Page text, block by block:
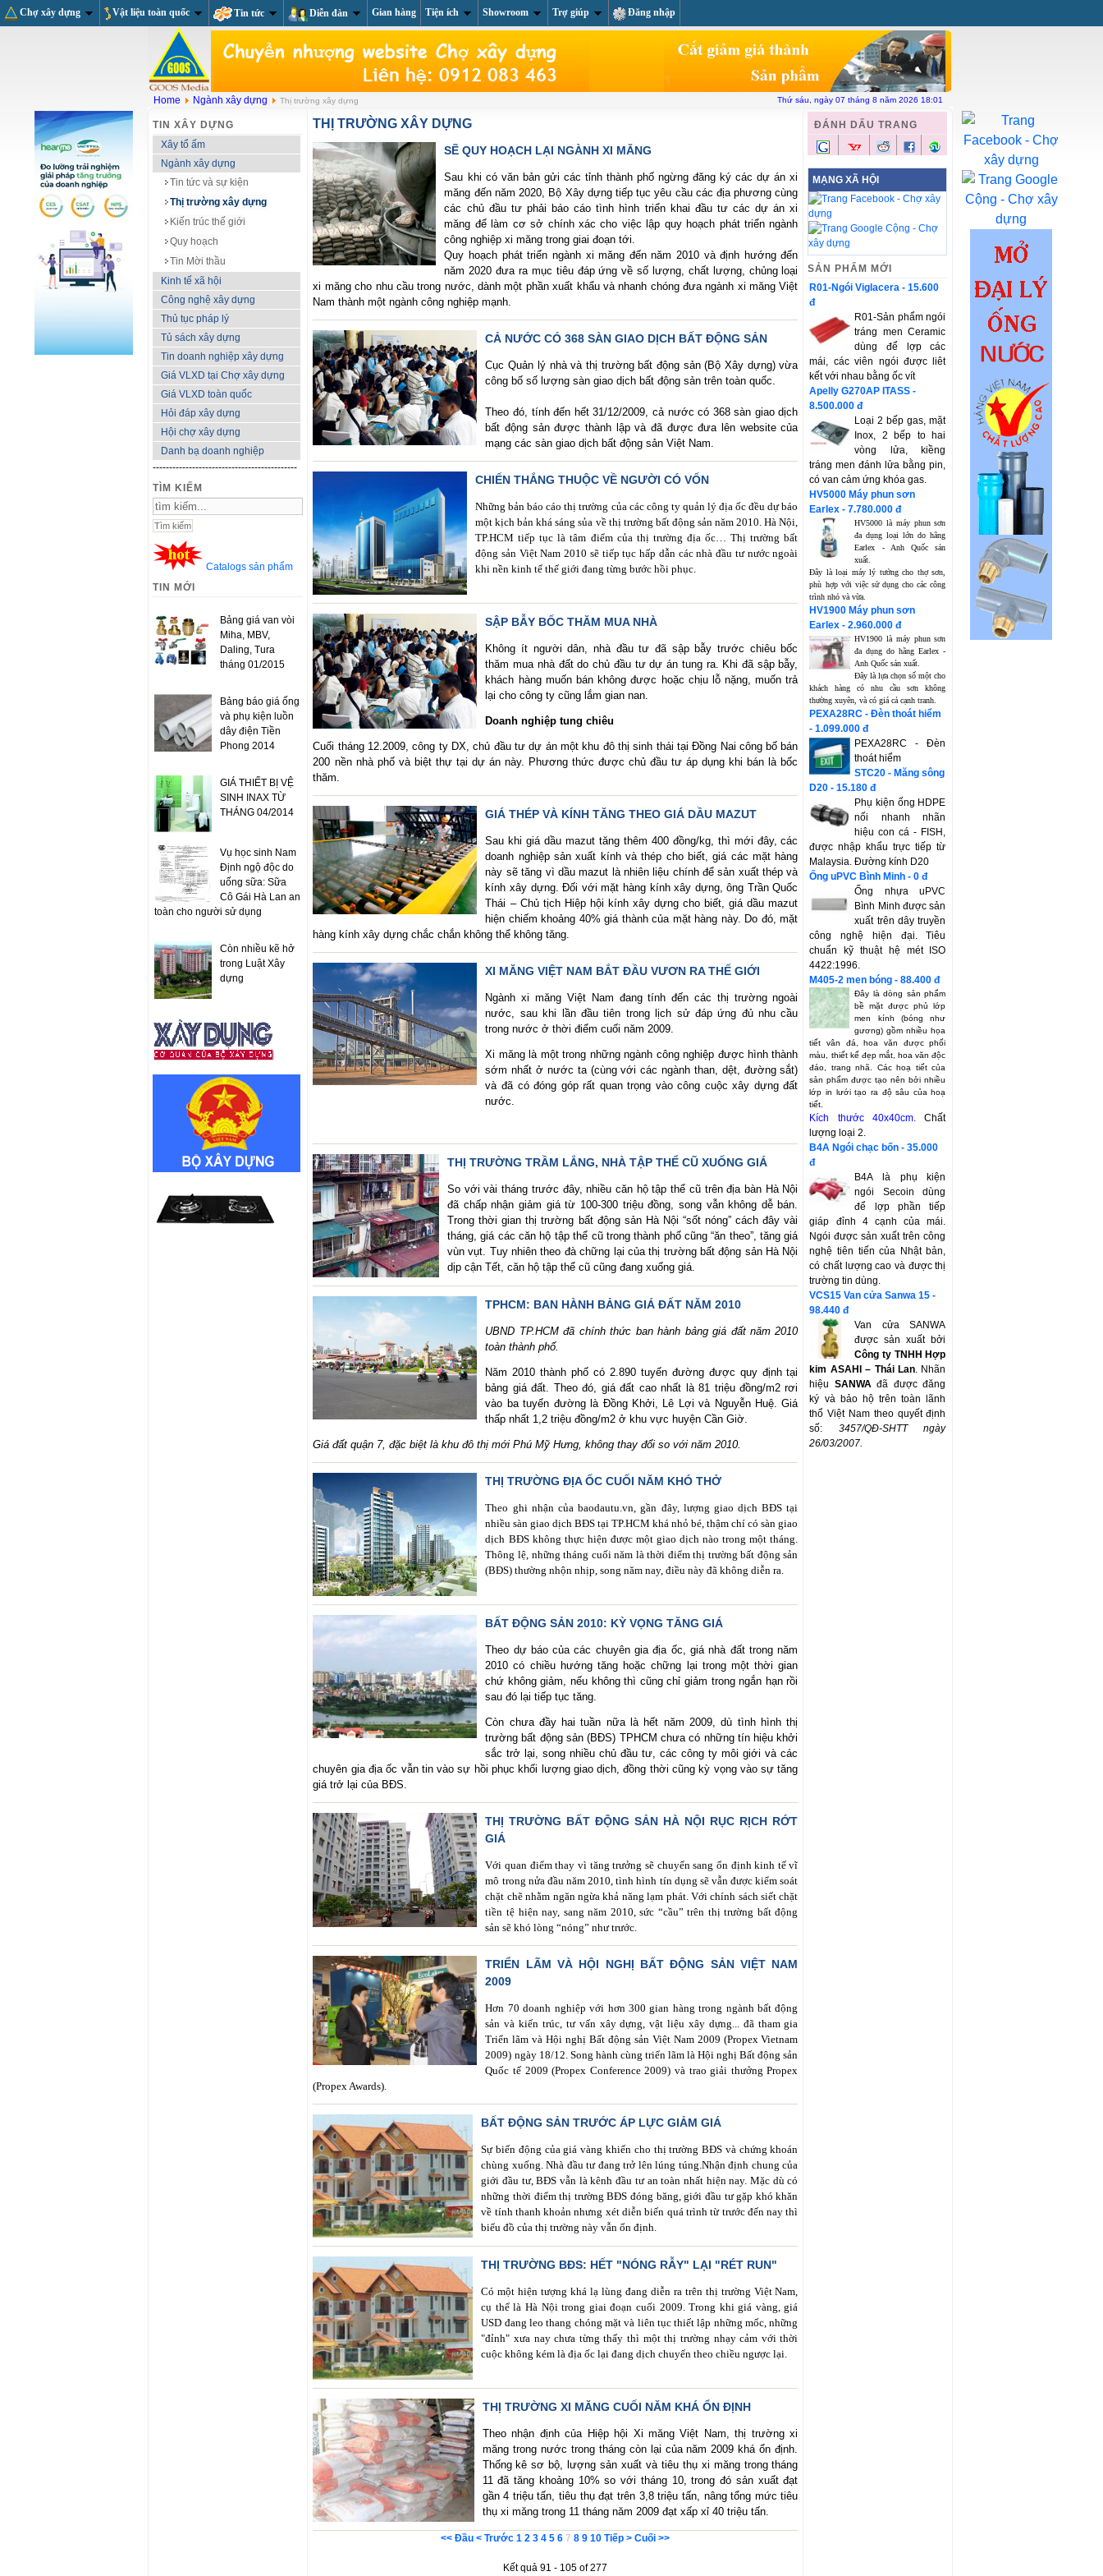
Chợ xây dựng Vật liệu toàn quốc Tin tức Diễn đàn Gian hàng Tiện ích Showroom Trợ giúp Đăng nhập
Vật liệu toàn quốc
Chợ xây dựng
Liên hệ
Home Ngành xây dựng Thị trường xây dựng Thứ sáu, ngày 07 tháng 8 năm 2026 18:01
TIN XÂY DỰNG
Xây tổ ấm
Ngành xây dựng
Tin tức và sự kiện
Thị trường xây dựng
Kiến trúc thế giới
Quy hoạch
Tin Mời thầu
Kinh tế xã hội
Công nghệ xây dựng
Thủ tục pháp lý
Tủ sách xây dựng
Tin doanh nghiệp xây dựng
Giá VLXD tại Chợ xây dựng
Giá VLXD toàn quốc
Hỏi đáp xây dựng
Hội chợ xây dựng
Danh bạ doanh nghiệp
--------------------------------------------
TÌM KIẾM
Catalogs sản phẩm
TIN MỚI
Bảng giá van vòi
Miha, MBV,
Daling, Tura
tháng 01/2015
Bảng báo giá ống
và phụ kiện luồn
dây điện Tiền
Phong 2014
GIÁ THIẾT BỊ VỆ
SINH INAX TỪ
THÁNG 04/2014
Vụ học sinh Nam
Định ngộ độc do
uống sữa: Sữa
Cô Gái Hà Lan an
toàn cho người sử dụng
Còn nhiều kẽ hở
trong Luật Xây
dựng
THỊ TRƯỜNG XÂY DỰNG
SẼ QUY HOẠCH LẠI NGÀNH XI MĂNG
Sau khi có văn bản gửi các tỉnh thành phố ngừng đăng ký các dự án xi
măng đến năm 2020, Bộ Xây dựng tiếp tục yêu cầu các địa phương cùng
các chủ đầu tư phải báo cáo tình hình triển khai đầu tư các dự án xi
măng để làm cơ sở chính xác cho việc lập quy hoạch phát triển ngành
công nghiệp xi măng trong giai đoạn tới.
Quy hoạch phát triển ngành xi măng đến năm 2010 và định hướng đến
năm 2020 đưa ra mục tiêu đáp ứng về số lượng, chất lượng, chủng loại
xi măng cho nhu cầu trong nước, dành một phần xuất khẩu và nhanh chóng đưa ngành xi măng Việt
Nam thành một ngành công nghiệp mạnh.
CẢ NƯỚC CÓ 368 SÀN GIAO DỊCH BẤT ĐỘNG SẢN
Cục Quản lý nhà và thị trường bất động sản (Bộ Xây dựng) vừa
công bố số lượng sàn giao dịch bất động sản trên toàn quốc.
Theo đó, tính đến hết 31/12/2009, cả nước có 368 sàn giao dịch
bất động sản được thành lập và đã được đưa lên website của
mạng các sàn giao dịch bất động sản Việt Nam.
CHIẾN THẮNG THUỘC VỀ NGƯỜI CÓ VỐN
Những bản báo cáo thị trường của các công ty quản lý địa ốc đều dự báo
một kịch bản khá sáng sủa về thị trường bất động sản năm 2010. Hà Nội,
TP.HCM tiếp tục là tâm điểm của thị trường địa ốc… Thị trường bất
động sản Việt Nam 2010 sẽ tiếp tục hấp dẫn các nhà đầu tư nước ngoài
khi nền kinh tế thế giới đang từng bước hồi phục.
SẬP BẪY BỐC THĂM MUA NHÀ
Không ít người dân, nhà đầu tư đã sập bẫy trước chiêu bốc
thăm mua nhà đất do chủ đầu tư dự án tung ra. Khi đã sập bẫy,
khách hàng muốn bán không được hoặc chịu lỗ nặng, muốn trả
lại cho công ty cũng lắm gian nan.
Doanh nghiệp tung chiêu
Cuối tháng 12.2009, công ty DX, chủ đầu tư dự án một khu đô thị sinh thái tại Đồng Nai công bố bán
200 nền nhà phố và biệt thự tại dự án này. Phương thức được chủ đầu tư áp dụng khi bán là bốc
thăm.
GIÁ THÉP VÀ KÍNH TĂNG THEO GIÁ DẦU MAZUT
Sau khi giá dầu mazut tăng thêm 400 đồng/kg, thì mới đây, các
doanh nghiệp sản xuất kính và thép cho biết, giá các mặt hàng
này sẽ tăng vì dầu mazut là nhiên liệu chính để sản xuất thép và
kính xây dựng. Đối với mặt hàng kính xây dựng, ông Trần Quốc
Thái – Chủ tịch Hiệp hội kính xây dựng cho biết, giá dầu mazut
hiện chiếm khoảng 40% giá thành của mặt hàng này. Do đó, mặt
hàng kính xây dựng chắc chắn không thể không tăng.
XI MĂNG VIỆT NAM BẮT ĐẦU VƯƠN RA THẾ GIỚI
Ngành xi măng Việt Nam đang tính đến các thị trường ngoài
nước, sau khi lần đầu tiên trong lịch sử đáp ứng đủ nhu cầu
trong nước ở thời điểm cuối năm 2009.
Xi măng là một trong những ngành công nghiệp được hình thành
sớm nhất ở nước ta (cùng với các ngành than, dệt, đường sắt)
và đã có đóng góp rất quan trọng vào công cuộc xây dựng đất
nước.
THỊ TRƯỜNG TRẦM LẮNG, NHÀ TẬP THỂ CŨ XUỐNG GIÁ
So với vài tháng trước đây, nhiều căn hộ tập thể cũ trên địa bàn Hà Nội
đã chấp nhận giảm giá từ 100-300 triệu đồng, song vẫn không dễ bán.
Trong thời gian thị trường bất động sản Hà Nội “sốt nóng” cách đây vài
tháng, giá các căn hộ tập thể cũ trong thành phố cũng “ăn theo”, tăng giá
vùn vụt. Tuy nhiên theo đà chững lại của thị trường bất động sản Hà Nội
dịp cận Tết, căn hộ tập thể cũ cũng đang xuống giá.
TPHCM: BAN HÀNH BẢNG GIÁ ĐẤT NĂM 2010
UBND TP.HCM đã chính thức ban hành bảng giá đất năm 2010
toàn thành phố.
Năm 2010 thành phố có 2.890 tuyến đường được quy định tại
bảng giá đất. Theo đó, giá đất cao nhất là 81 triệu đồng/m2 rơi
vào ba tuyến đường là Đồng Khởi, Lê Lợi và Nguyễn Huệ. Giá
thấp nhất 1,2 triệu đồng/m2 ở khu vực huyện Cần Giờ.
Giá đất quận 7, đặc biệt là khu đô thị mới Phú Mỹ Hưng, không thay đổi so với năm 2010.
THỊ TRƯỜNG ĐỊA ỐC CUỐI NĂM KHÓ THỞ
Theo ghi nhận của baodautu.vn, gần đây, lượng giao dịch BĐS tại
nhiều sàn giao dịch BĐS tại TP.HCM khá nhỏ bé, thậm chí có sàn giao
dịch BĐS không thực hiện được một giao dịch nào trong một tháng.
Thông lệ, những tháng cuối năm là thời điểm thị trường bất động sản
(BĐS) thường nhộn nhịp, song năm nay, điều này đã không diễn ra.
BẤT ĐỘNG SẢN 2010: KỲ VỌNG TĂNG GIÁ
Theo dự báo của các chuyên gia địa ốc, giá nhà đất trong năm
2010 có chiều hướng tăng hoặc chững lại trong một thời gian
chứ không giảm, nếu không thì cũng chỉ giảm trong ngắn hạn rồi
sau đó lại tiếp tục tăng.
Còn chưa đầy hai tuần nữa là hết năm 2009, dù tình hình thị
trường bất động sản (BĐS) TPHCM chưa có những tín hiệu khởi
sắc trở lại, song nhiều chủ đầu tư, các công ty môi giới và các
chuyên gia địa ốc vẫn tin vào sự hồi phục khối lượng giao dịch, đồng thời cũng kỳ vọng vào sự tăng
giá trở lại của BĐS.
THỊ TRƯỜNG BẤT ĐỘNG SẢN HÀ NỘI RỤC RỊCH RỚT
GIÁ
Với quan điểm thay vì tăng trưởng sẽ chuyển sang ổn định kinh tế vĩ
mô trong nửa đầu năm 2010, tình hình tín dụng sẽ vẫn được kiểm soát
chặt chẽ nhằm ngăn ngừa khả năng lạm phát. Với chính sách siết chặt
tiền tệ hiện nay, sang năm 2010, sức “cầu” trên thị trường bất động
sản sẽ khó lòng “nóng” như trước.
TRIỂN LÃM VÀ HỘI NGHỊ BẤT ĐỘNG SẢN VIỆT NAM
2009
Hơn 70 doanh nghiệp với hơn 300 gian hàng trong ngành bất động
sản và kiến trúc, tư vấn xây dựng, vật liệu xây dựng... đã tham gia
Triển lãm và Hội nghị Bất động sản Việt Nam 2009 (Propex Vietnam
2009) ngày 18/12. Song hành cùng triển lãm là Hội nghị Bất động sản
Quốc tế 2009 (Propex Conference 2009) và trao giải thưởng Propex
(Propex Awards).
BẤT ĐỘNG SẢN TRƯỚC ÁP LỰC GIẢM GIÁ
Sự biến động của giá vàng khiến cho thị trường BĐS và chứng khoán
chùng xuống. Nhà đầu tư đang trở lên lúng túng.Nhận định chung của
giới đầu tư, BĐS vẫn là kênh đầu tư an toàn nhất hiện nay. Mặc dù có
những thời điểm thị trường BĐS đóng băng, giới đầu tư gặp khó khăn
về tính thanh khoản nhưng xét diễn biến quá trình từ trước đến nay thì
biểu đồ của thị trường này vẫn ổn định.
THỊ TRƯỜNG BĐS: HẾT "NÓNG RẪY" LẠI "RÉT RUN"
Có một hiện tượng khá lạ lùng đang diễn ra trên thị trường Việt Nam,
cụ thể là Hà Nội trong giai đoạn cuối 2009. Trong khi giá vàng, giá
USD đang leo thang chóng mặt và liên tục thiết lập những mốc, những
"đỉnh" xưa nay chưa từng thấy thì một thị trường nhạy cảm với thời
cuộc không kém là địa ốc lại đang dịch chuyển theo chiều ngược lại.
THỊ TRƯỜNG XI MĂNG CUỐI NĂM KHÁ ỔN ĐỊNH
Theo nhận định của Hiệp hội Xi măng Việt Nam, thị trường xi
măng trong nước trong tháng còn lại của năm 2009 khá ổn định.
Thống kê sơ bộ, lượng sản xuất và tiêu thụ xi măng trong tháng
11 đã tăng khoảng 10% so với tháng 10, trong đó sản xuất đạt
gần 4 triệu tấn, tiêu thụ đạt trên 3,8 triệu tấn, nâng tổng mức tiêu
thụ xi măng trong 11 tháng năm 2009 đạt xấp xỉ 40 triệu tấn.
<< Đầu < Trước 1 2 3 4 5 6 7 8 9 10 Tiếp > Cuối >>
Kết quả 91 - 105 of 277
ĐÁNH DẤU TRANG
MẠNG XÃ HỘI
SẢN PHẨM MỚI
R01-Ngói Viglacera - 15.600
đ
R01-Sản phẩm ngói
tráng men Ceramic
dùng để lợp các
mái, các viên ngói được liêt
kết với nhau bằng ốc vít
Apelly G270AP ITASS -
8.500.000 đ
Loại 2 bếp gas, mặt
Inox, 2 bếp to hai
vòng lửa, kiềng
tráng men đánh lửa bằng pin,
có van cảm ứng khóa gas.
HV5000 Máy phun sơn
Earlex - 7.780.000 đ
HV5000 là máy phun sơn
đa dụng loại lớn do hãng
Earlex - Anh Quốc sản
xuất.
Đây là loại máy lý tưởng cho thợ sơn,
phù hợp với việc sử dụng cho các công
trình nhỏ và vừa.
HV1900 Máy phun sơn
Earlex - 2.960.000 đ
HV1900 là máy phun sơn
đa dụng do hãng Earlex -
Anh Quốc sản xuất.
Đây là lựa chọn số một cho
khách hàng có nhu cầu sơn không
thường xuyên, và có giá cả cạnh tranh.
PEXA28RC - Đèn thoát hiểm
- 1.099.000 đ
PEXA28RC - Đèn
thoát hiểm
STC20 - Măng sông
D20 - 15.180 đ
Phụ kiện ống HDPE
nối nhanh nhãn
hiệu con cá - FISH,
được nhập khẩu trực tiếp từ
Malaysia. Đường kính D20
Ống uPVC Bình Minh - 0 đ
Ống nhựa uPVC
Bình Minh được sản
xuất trên dây truyền
công nghệ hiện đại. Tiêu
chuẩn kỹ thuật hệ mét ISO
4422:1996.
M405-2 men bóng - 88.400 đ
Đây là dòng sản phẩm
bề mặt được phủ lớp
men kính (bóng như
gương) gồm nhiều họa
tiết vân đá, hoa văn được phối
màu, thiết kế đẹp mắt, hoa văn độc
đáo, trang nhã. Các hoạ tiết của
sản phẩm được tạo nên bởi nhiều
lớp in lưới tạo ra độ sâu của hoạ
tiết.
Kích thước 40x40cm.Chất
lượng loại 2.
B4A Ngói chạc bốn - 35.000
đ
B4A là phụ kiện
ngói Secoin dùng
để lợp phần tiếp
giáp đỉnh 4 cạnh của mái.
Ngói được sản xuất trên công
nghệ tiên tiến của Nhật bản,
có chất lượng cao và được thị
trường tin dùng.
VCS15 Van cửa Sanwa 15 -
98.440 đ
Van cửa SANWA
được sản xuất bởi
Công ty TNHH Hợp
kim ASAHI – Thái Lan. Nhãn
hiệu SANWAđã được đăng
ký và bảo hộ trên toàn lãnh
thổ Việt Nam theo quyết định
số: 3457/QĐ-SHTT
ngày
26/03/2007.